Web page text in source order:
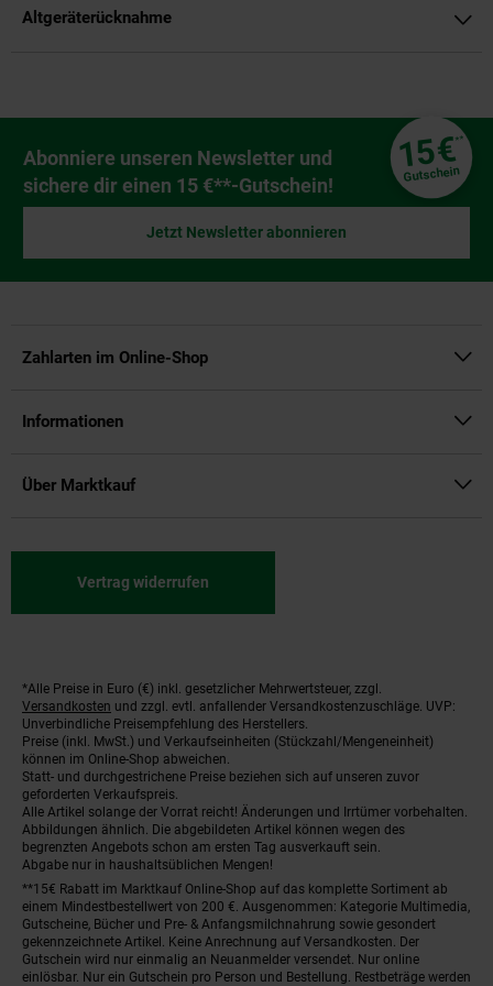
Altgeräterücknahme
Newsletter Anmeldung
Abonniere unseren Newsletter und
sichere dir einen 15 €**-Gutschein!
15€**
Gutschein
Jetzt Newsletter abonnieren
Zahlarten im Online-Shop
Informationen
Über Marktkauf
Vertrag widerrufen
Fußnoten
*Alle Preise in Euro (€) inkl. gesetzlicher Mehrwertsteuer, zzgl.
Versandkosten und zzgl. evtl. anfallender Versandkostenzuschläge. UVP:
Unverbindliche Preisempfehlung des Herstellers.
Preise (inkl. MwSt.) und Verkaufseinheiten (Stückzahl/Mengeneinheit)
können im Online-Shop abweichen.
Statt- und durchgestrichene Preise beziehen sich auf unseren zuvor
geforderten Verkaufspreis.
Alle Artikel solange der Vorrat reicht! Änderungen und Irrtümer vorbehalten.
Abbildungen ähnlich. Die abgebildeten Artikel können wegen des
begrenzten Angebots schon am ersten Tag ausverkauft sein.
Abgabe nur in haushaltsüblichen Mengen!
**15€ Rabatt im Marktkauf Online-Shop auf das komplette Sortiment ab
einem Mindestbestellwert von 200 €. Ausgenommen: Kategorie Multimedia,
Gutscheine, Bücher und Pre- & Anfangsmilchnahrung sowie gesondert
gekennzeichnete Artikel. Keine Anrechnung auf Versandkosten. Der
Gutschein wird nur einmalig an Neuanmelder versendet. Nur online
einlösbar. Nur ein Gutschein pro Person und Bestellung. Restbeträge werden